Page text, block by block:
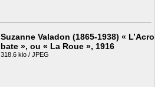
Suzanne Valadon (1865-1938) « L’Acro
bate », ou « La Roue », 1916
318.6 kio / JPEG